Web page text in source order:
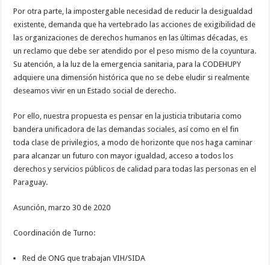
Por otra parte, la impostergable necesidad de reducir la desigualdad
existente, demanda que ha vertebrado las acciones de exigibilidad de
las organizaciones de derechos humanos en las últimas décadas, es
un reclamo que debe ser atendido por el peso mismo de la coyuntura.
Su atención, a la luz de la emergencia sanitaria, para la CODEHUPY
adquiere una dimensión histórica que no se debe eludir si realmente
deseamos vivir en un Estado social de derecho.
Por ello, nuestra propuesta es pensar en la justicia tributaria como
bandera unificadora de las demandas sociales, así como en el fin
toda clase de privilegios, a modo de horizonte que nos haga caminar
para alcanzar un futuro con mayor igualdad, acceso a todos los
derechos y servicios públicos de calidad para todas las personas en el
Paraguay.
Asunción, marzo 30 de 2020
Coordinación de Turno:
Red de ONG que trabajan VIH/SIDA